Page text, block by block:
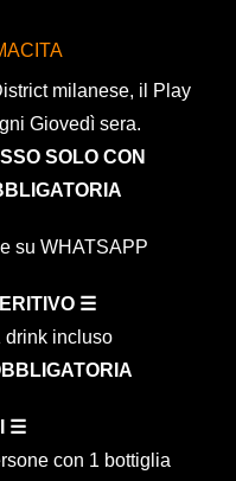
milanese, il Play
Giovedì sera.
SOLO CON
su WHATSAPP
☰
drink incluso
☰
con 1 bottiglia